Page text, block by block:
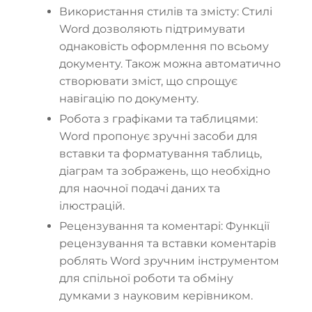
Використання стилів та змісту: Стилі
Word дозволяють підтримувати
однаковість оформлення по всьому
документу. Також можна автоматично
створювати зміст, що спрощує
навігацію по документу.
Робота з графіками та таблицями:
Word пропонує зручні засоби для
вставки та форматування таблиць,
діаграм та зображень, що необхідно
для наочної подачі даних та
ілюстрацій.
Рецензування та коментарі: Функції
рецензування та вставки коментарів
роблять Word зручним інструментом
для спільної роботи та обміну
думками з науковим керівником.